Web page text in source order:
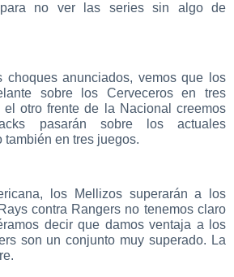
no ver las series sin algo de
choques anunciados, vemos que los
sobre los Cerveceros en tres
el otro frente de la Nacional creemos
pasarán sobre los actuales
también en tres juegos.
los Mellizos superarán a los
contra Rangers no tenemos claro
decir que damos ventaja a los
son un conjunto muy superado. La